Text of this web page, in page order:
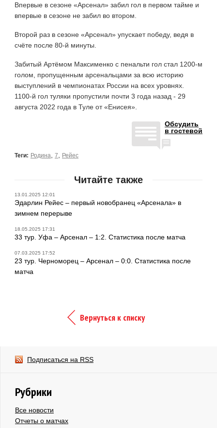
Впервые в сезоне «Арсенал» забил гол в первом тайме и
впервые в сезоне не забил во втором.
Второй раз в сезоне «Арсенал» упускает победу, ведя в
счёте после 80-й минуты.
Забитый Артёмом Максименко с пенальти гол стал 1200-м
голом, пропущенным арсенальцами за всю историю
выступлений в чемпионатах России на всех уровнях.
1100-й гол туляки пропустили почти 3 года назад - 29
августа 2022 года в Туле от «Енисея».
Обсудить
в гостевой
Теги: Родина 7 Рейес
Читайте также
13.01.2025 12:01
Эдарлин Рейес – первый новобранец «Арсенала» в
зимнем перерыве
18.05.2025 17:31
33 тур. Уфа – Арсенал – 1:2. Статистика после матча
07.03.2025 17:52
23 тур. Черноморец – Арсенал – 0:0. Статистика после
матча
Вернуться к списку
Подписаться на RSS
Рубрики
Все новости
Отчеты о матчах